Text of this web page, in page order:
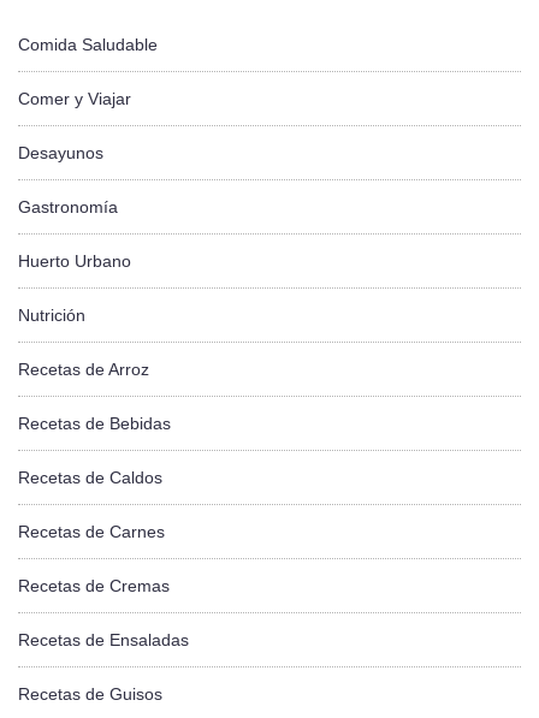
Comida Saludable
Comer y Viajar
Desayunos
Gastronomía
Huerto Urbano
Nutrición
Recetas de Arroz
Recetas de Bebidas
Recetas de Caldos
Recetas de Carnes
Recetas de Cremas
Recetas de Ensaladas
Recetas de Guisos